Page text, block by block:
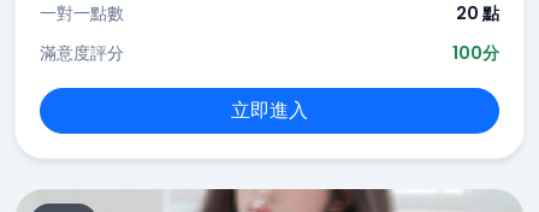
一對一點數
20 點
滿意度評分
100分
立即進入